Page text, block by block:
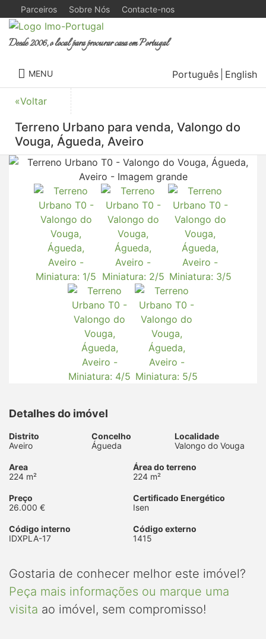
Parceiros Sobre Nós Contacte-nos
Desde 2006, o local para procurar casa em Portugal
MENU Português English
«Voltar
Terreno Urbano para venda, Valongo do
Vouga, Águeda, Aveiro
Detalhes do imóvel
Distrito
Aveiro
Concelho
Águeda
Localidade
Valongo do Vouga
Area
224 m²
Área do terreno
224 m²
Preço
26.000 €
Certificado Energético
Isen
Código interno
IDXPLA-17
Código externo
1415
Gostaria de conhecer melhor este imóvel?
Peça mais informações ou marque uma
visita ao imóvel, sem compromisso!